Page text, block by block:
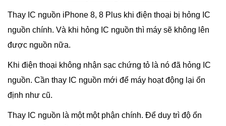
Thay IC nguồn iPhone 8, 8 Plus khi điện thoại bị hỏng IC
nguồn chính. Và khi hỏng IC nguồn thì máy sẽ không lên
được nguồn nữa.
Khi điện thoại không nhận sạc chứng tỏ là nó đã hỏng IC
nguồn. Cần thay IC nguồn mới để máy hoạt động lại ổn
định như cũ.
Thay IC nguồn là một một phận chính. Để duy trì độ ổn